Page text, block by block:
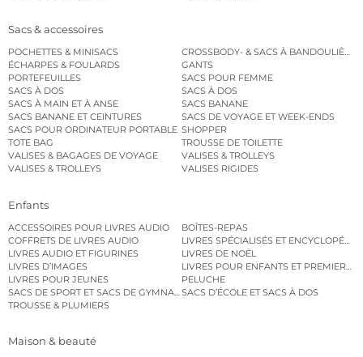
Sacs & accessoires
POCHETTES & MINISACS
CROSSBODY- & SACS À BANDOULIÈRE
ÉCHARPES & FOULARDS
GANTS
PORTEFEUILLES
SACS POUR FEMME
SACS À DOS
SACS À DOS
SACS À MAIN ET À ANSE
SACS BANANE
SACS BANANE ET CEINTURES
SACS DE VOYAGE ET WEEK-ENDS
SACS POUR ORDINATEUR PORTABLE SHOPPER
TOTE BAG
TROUSSE DE TOILETTE
VALISES & BAGAGES DE VOYAGE
VALISES & TROLLEYS
VALISES & TROLLEYS
VALISES RIGIDES
Enfants
ACCESSOIRES POUR LIVRES AUDIO
BOÎTES-REPAS
COFFRETS DE LIVRES AUDIO
LIVRES SPÉCIALISÉS ET
LIVRES AUDIO ET FIGURINES
LIVRES DE NOËL
LIVRES D’IMAGES
LIVRES POUR ENFANTS ET PREMIERS
LIVRES POUR JEUNES
PELUCHE
SACS DE SPORT ET SACS DE GYMNASTIQUESACS D’ÉCOLE ET SACS À DOS
TROUSSE & PLUMIERS
Maison & beauté